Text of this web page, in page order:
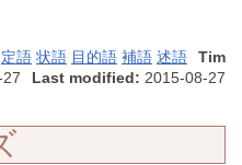
定語 状語 目的語 補語 述語
Tim
Last modified: 2015-08-27